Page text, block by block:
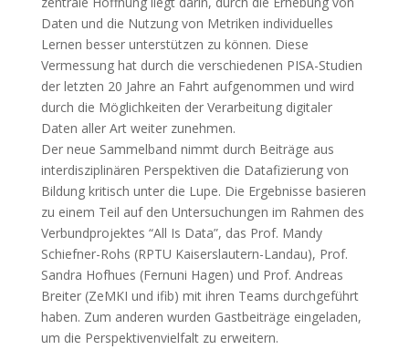
Daten und die Nutzung von Metriken individuelles
Lernen besser unterstützen zu können. Diese
Vermessung hat durch die verschiedenen PISA-Studien
der letzten 20 Jahre an Fahrt aufgenommen und wird
durch die Möglichkeiten der Verarbeitung digitaler
Daten aller Art weiter zunehmen.
Der neue Sammelband nimmt durch Beiträge aus
interdisziplinären Perspektiven die Datafizierung von
Bildung kritisch unter die Lupe. Die Ergebnisse basieren
zu einem Teil auf den Untersuchungen im Rahmen des
Verbundprojektes “All Is Data”, das Prof. Mandy
Schiefner-Rohs (RPTU Kaiserslautern-Landau), Prof.
Sandra Hofhues (Fernuni Hagen) und Prof. Andreas
Breiter (ZeMKI und ifib) mit ihren Teams durchgeführt
haben. Zum anderen wurden Gastbeiträge eingeladen,
um die Perspektivenvielfalt zu erweitern.